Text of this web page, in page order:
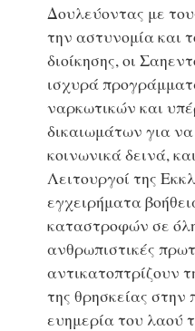
Δουλεύοντας με
την αστυνομία και
διοίκησης, οι
ισχυρά
ναρκωτικών και
δικαιωμάτων για
κοινωνικά δεινά,
Λειτουργοί της
εγχειρήματα
καταστροφών σε
ανθρωπιστικές
αντικατοπτρίζουν
της θρησκείας στην
ευημερία του λαού